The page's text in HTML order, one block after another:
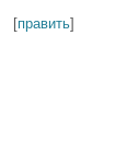
[править]